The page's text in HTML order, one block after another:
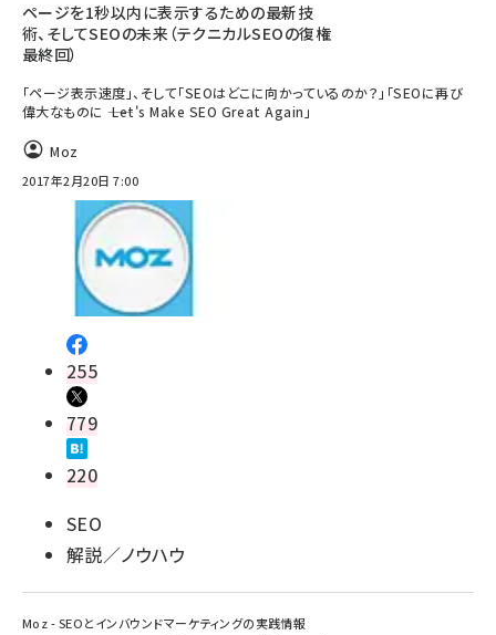
ページを1秒以内に表示するための最新技
術、そしてSEOの未来（テクニカルSEOの復権
最終回）
「ページ表示速度」、そして「SEOはどこに向かっているのか？」「SEOに再び
偉大なものに ―― Let's Make SEO Great Again」
Moz
2017年2月20日 7:00
255
779
220
SEO
解説／ノウハウ
Moz - SEOとインバウンドマーケティングの実践情報